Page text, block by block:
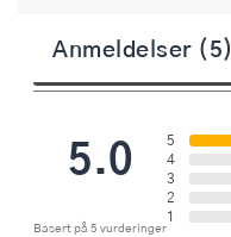
Anmeldelser (5)
5.0
Basert på 5 vurderinger
5
4
3
2
1